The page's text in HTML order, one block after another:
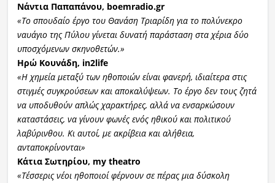
Νάντια Παπαπάνου, boemradio.gr
«Το σπουδαίο έργο του Θανάση Τριαρίδη για το πολύνεκρο
ναυάγιο της Πύλου γίνεται δυνατή παράσταση στα χέρια δύο
υποσχόμενων σκηνοθετών.»
Ηρώ Κουνάδη, in2life
«Η χημεία μεταξύ των ηθοποιών είναι φανερή, ιδιαίτερα στις
στιγμές συγκρούσεων και αποκαλύψεων. Το έργο δεν τους ζητά
να υποδυθούν απλώς χαρακτήρες, αλλά να ενσαρκώσουν
καταστάσεις, να γίνουν φωνές ενός ηθικού και πολιτικού
λαβύρινθου. Κι αυτοί, με ακρίβεια και αλήθεια,
ανταποκρίνονται»
Κάτια Σωτηρίου, my theatro
«Τέσσερις νέοι ηθοποιοί φέρνουν σε πέρας μια δύσκολη